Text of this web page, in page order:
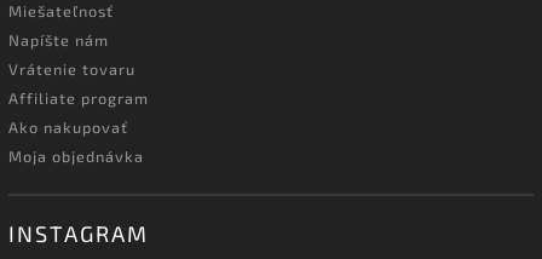
Miešateľnosť
Napíšte nám
Vrátenie tovaru
Affiliate program
Ako nakupovať
Moja objednávka
INSTAGRAM